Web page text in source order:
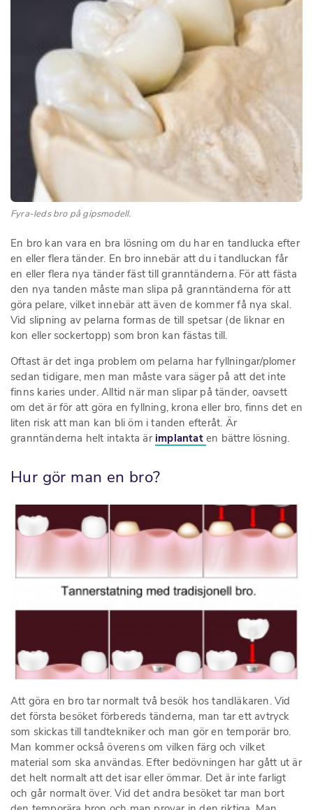
Fyra-leds bro på gipsmodell.
En bro kan vara en bra lösning om du har en tandlucka efter
en eller flera tänder. En bro innebär att du i tandluckan får
en eller flera nya tänder fäst till granntänderna. För att fästa
den nya tanden måste man slipa på granntänderna för att
göra pelare, vilket innebär att även de kommer få nya skal.
Vid slipning av pelarna formas de till spetsar (de liknar en
kon eller sockertopp) som bron kan fästas till.
Oftast är det inga problem om pelarna har fyllningar/plomer
sedan tidigare, men man måste vara säger på att det inte
finns karies under. Alltid när man slipar på tänder, oavsett
om det är för att göra en fyllning, krona eller bro, finns det en
liten risk att man kan bli öm i tanden efteråt. Är
granntänderna helt intakta är implantat en bättre lösning.
Hur gör man en bro?
Att göra en bro tar normalt två besök hos tandläkaren. Vid
det första besöket förbereds tänderna, man tar ett avtryck
som skickas till tandtekniker och man gör en temporär bro.
Man kommer också överens om vilken färg och vilket
material som ska användas. Efter bedövningen har gått ut är
det helt normalt att det isar eller ömmar. Det är inte farligt
och går normalt över. Vid det andra besöket tar man bort